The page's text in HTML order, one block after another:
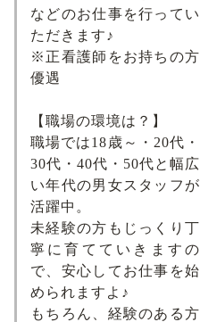
などのお仕事を行ってい
ただきます♪
※正看護師をお持ちの方
優遇
【職場の環境は？】
職場では18歳～・20代・
30代・40代・50代と幅広
い年代の男女スタッフが
活躍中。
未経験の方もじっくり丁
寧に育てていきますの
で、安心してお仕事を始
められますよ♪
もちろん、経験のある方